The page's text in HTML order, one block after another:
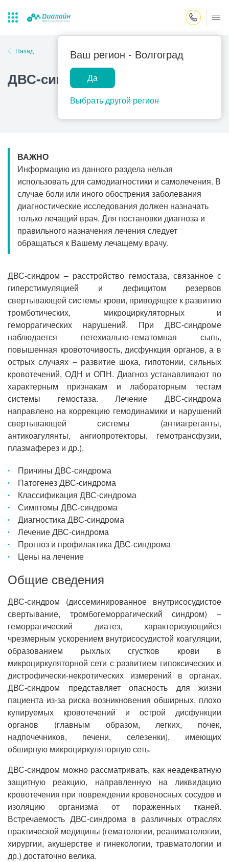
Ваш регион - Волгоград
Да
Выбрать другой регион
Лаборатории
Центр помощи
на дому
Закрыть поиск
Популярные запросы
Прием гинеколога
Прием гастроэнтеролога
Прием офтальмолога
Прием уролога
Прием хирурга
Прием кардиолога
Назад
ДВС-синдром
ВАЖНО
Информацию из данного раздела нельзя
использовать для самодиагностики и самолечения. В
случае боли или иного обострения заболевания
диагностические исследования должен назначать
только лечащий врач. Для постановки диагноза и
правильного назначения лечения следует
обращаться к Вашему лечащему врачу.
ДВС-синдром – расстройство гемостаза, связанное с
гиперстимуляцией и дефицитом резервов
свертывающей системы крови, приводящее к развитию
тромботических, микроциркуляторных и
геморрагических нарушений. При ДВС-синдроме
наблюдается петехиально-гематомная сыпь,
повышенная кровоточивость, дисфункция органов, а в
острых случаях – развитие шока, гипотонии, сильных
кровотечений, ОДН и ОПН. Диагноз устанавливают по
характерным признакам и лабораторным тестам
системы гемостаза. Лечение ДВС-синдрома
направлено на коррекцию гемодинамики и нарушений
свертывающей системы (антиагреганты,
антикоагулянты, ангиопротекторы, гемотрансфузии,
плазмаферез и др.).
Причины ДВС-синдрома
Патогенез ДВС-синдрома
Классификация ДВС-синдрома
Симптомы ДВС-синдрома
Диагностика ДВС-синдрома
Лечение ДВС-синдрома
Прогноз и профилактика ДВС-синдрома
Цены на лечение
Общие сведения
ДВС-синдром (диссеминированное внутрисосудистое
свертывание, тромбогеморрагический синдром) –
геморрагический диатез, характеризующийся
чрезмерным ускорением внутрисосудистой коагуляции,
образованием рыхлых сгустков крови в
микроциркуляторной сети с развитием гипоксических и
дистрофически-некротических измерений в органах.
ДВС-синдром представляет опасность для жизни
пациента из-за риска возникновения обширных, плохо
купируемых кровотечений и острой дисфункции
органов (главным образом, легких, почек,
надпочечников, печени, селезенки), имеющих
обширную микроциркуляторную сеть.
ДВС-синдром можно рассматривать, как неадекватную
защитную реакцию, направленную на ликвидацию
кровотечения при повреждении кровеносных сосудов и
изоляцию организма от пораженных тканей.
Встречаемость ДВС-синдрома в различных отраслях
практической медицины (гематологии, реаниматологии,
хирургии, акушерстве и гинекологии, травматологии и
др.) достаточно велика.